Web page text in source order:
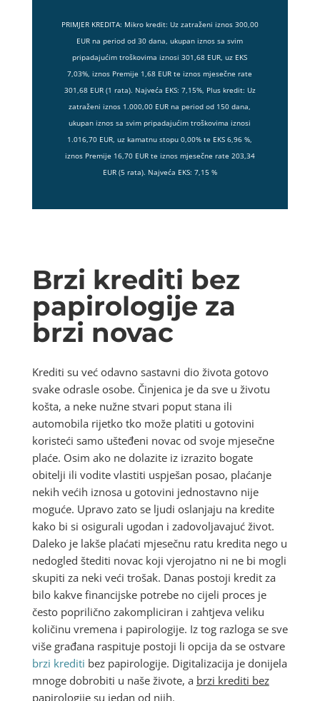
PRIMJER KREDITA: Mikro kredit: Uz zatraženi iznos 300,00
EUR na period od 30 dana, ukupan iznos sa svim
pripadajućim troškovima iznosi 301,68 EUR, uz EKS
7,03%, iznos Premije 1,68 EUR te iznos mjesečne rate
301,68 EUR (1 rata). Najveća EKS: 7,15%, Plus kredit: Uz
zatraženi iznos 1.000,00 EUR na period od 150 dana,
ukupan iznos sa svim pripadajućim troškovima iznosi
1.016,70 EUR, uz kamatnu stopu 0,00% te EKS 6,96 %,
iznos Premije 16,70 EUR te iznos mjesečne rate 203,34
EUR (5 rata). Najveća EKS: 7,15 %
Brzi krediti bez
papirologije za
brzi novac
Krediti su već odavno sastavni dio života gotovo
svake odrasle osobe. Činjenica je da sve u životu
košta, a neke nužne stvari poput stana ili
automobila rijetko tko može platiti u gotovini
koristeći samo ušteđeni novac od svoje mjesečne
plaće. Osim ako ne dolazite iz izrazito bogate
obitelji ili vodite vlastiti uspješan posao, plaćanje
nekih većih iznosa u gotovini jednostavno nije
moguće. Upravo zato se ljudi oslanjaju na kredite
kako bi si osigurali ugodan i zadovoljavajuć život.
Daleko je lakše plaćati mjesečnu ratu kredita nego u
nedogled štediti novac koji vjerojatno ni ne bi mogli
skupiti za neki veći trošak. Danas postoji kredit za
bilo kakve financijske potrebe no cijeli proces je
često poprilično zakompliciran i zahtjeva veliku
količinu vremena i papirologije. Iz tog razloga se sve
više građana raspituje postoji li opcija da se ostvare
brzi krediti bez papirologije. Digitalizacija je donijela
mnoge dobrobiti u naše živote, a brzi krediti bez
papirologijesu jedan od njih.